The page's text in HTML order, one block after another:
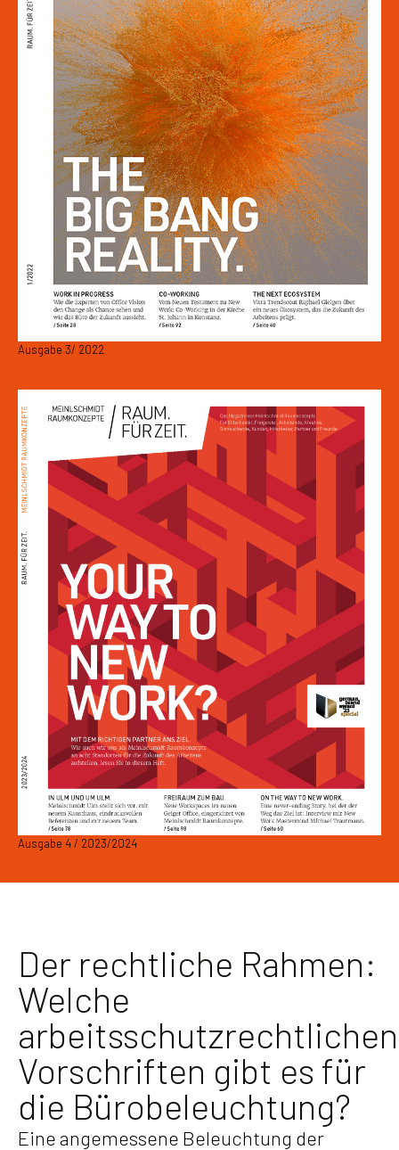
Ausgabe 3/ 2022
Ausgabe 4 / 2023/2024
Der rechtliche Rahmen:
Welche
arbeitsschutzrechtlichen
Vorschriften gibt es für
die Bürobeleuchtung?
Eine angemessene Beleuchtung der